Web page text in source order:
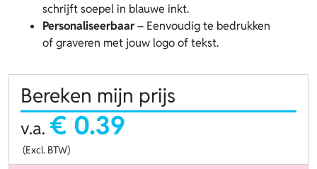
schrijft soepel in blauwe inkt.
Personaliseerbaar– Eenvoudig te bedrukken
of graveren met jouw logo of tekst.
Bereken mijn prijs
v.a. € 0.39
(Excl. BTW)